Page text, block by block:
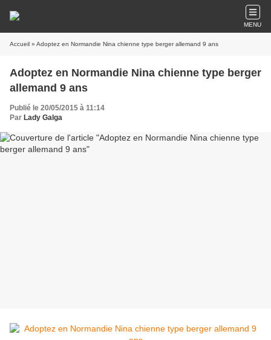
MENU
Accueil » Adoptez en Normandie Nina chienne type berger allemand 9 ans
Adoptez en Normandie Nina chienne type berger
allemand 9 ans
Publié le 20/05/2015 à 11:14
Par Lady Galga